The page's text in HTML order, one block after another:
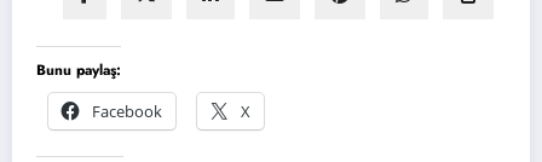
Bunu paylaş:
Facebook
X